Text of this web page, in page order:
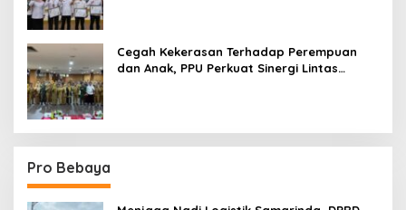
Cegah Kekerasan Terhadap Perempuan
dan Anak, PPU Perkuat Sinergi Lintas
Pro Bebaya